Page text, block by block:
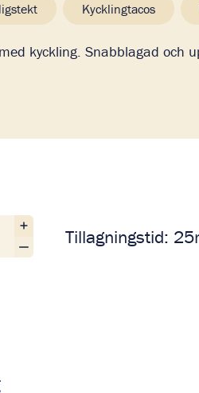
Kycklingtacos
kyckling. Snabblagad och
personerTillagningstid: